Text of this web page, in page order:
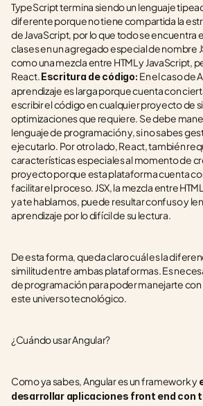
TypeScript termina siendo un lenguaje
diferente porque no tiene compartida la
de JavaScript, por lo que todo se encuentra
clases en un agregado especial de nombre
como una mezcla entre HTML y JavaScript,
React. Escritura de código: En el caso de
aprendizaje es larga porque cuenta con
escribir el código en cualquier proyecto de
optimizaciones que requiere. Se debe
lenguaje de programación y, si no sabes
ejecutarlo. Por otro lado, React, también
características especiales al momento de
proyecto porque esta plataforma cuenta
facilitar el proceso. JSX, la mezcla entre
ya te hablamos, puede resultar confuso y
aprendizaje por lo difícil de su lectura.
De esta forma, queda claro cuál es la
similitud entre ambas plataformas. Es
de programación para poder manejarte
este universo tecnológico.
¿Cuándo usar Angular?
Como ya sabes, Angular es un framework y
desarrollar aplicaciones front end con